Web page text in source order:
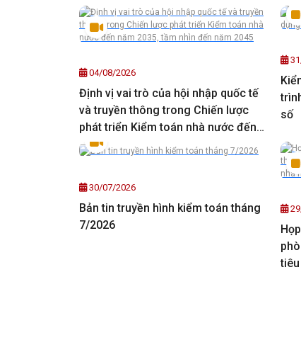
04/08/2026
Định vị vai trò của hội nhập quốc tế
và truyền thông trong Chiến lược
phát triển Kiểm toán nhà nước đến
năm 2035, tầm nhìn đến năm 2045
số
30/07/2026
Bản tin truyền hình kiểm toán tháng
7/2026